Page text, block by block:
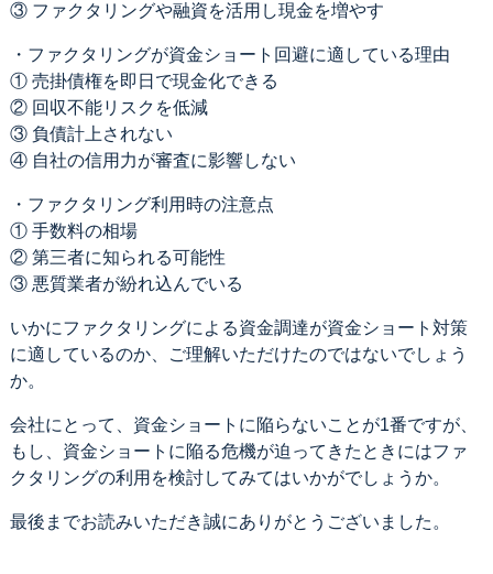
③ ファクタリングや融資を活用し現金を増やす
・ファクタリングが資金ショート回避に適している理由
① 売掛債権を即日で現金化できる
② 回収不能リスクを低減
③ 負債計上されない
④ 自社の信用力が審査に影響しない
・ファクタリング利用時の注意点
① 手数料の相場
② 第三者に知られる可能性
③ 悪質業者が紛れ込んでいる
いかにファクタリングによる資金調達が資金ショート対策
に適しているのか、ご理解いただけたのではないでしょう
か。
会社にとって、資金ショートに陥らないことが1番ですが、
もし、資金ショートに陥る危機が迫ってきたときにはファ
クタリングの利用を検討してみてはいかがでしょうか。
最後までお読みいただき誠にありがとうございました。